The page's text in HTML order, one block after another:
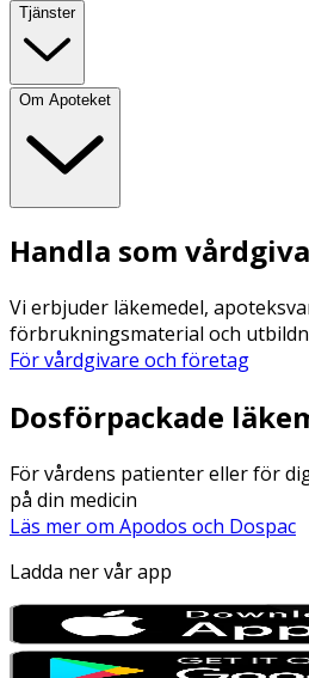
Tjänster
Om Apoteket
Handla som
Vi erbjuder läkemedel,
förbrukningsmaterial och
För vårdgivare och företag
Dosförpackade
För vårdens patienter eller för
på din medicin
Läs mer om Apodos och Dospac
Ladda ner vår app